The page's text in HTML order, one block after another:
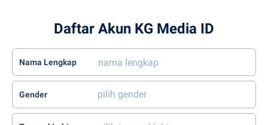
Daftar Akun KG Media ID
Nama Lengkap
Gender